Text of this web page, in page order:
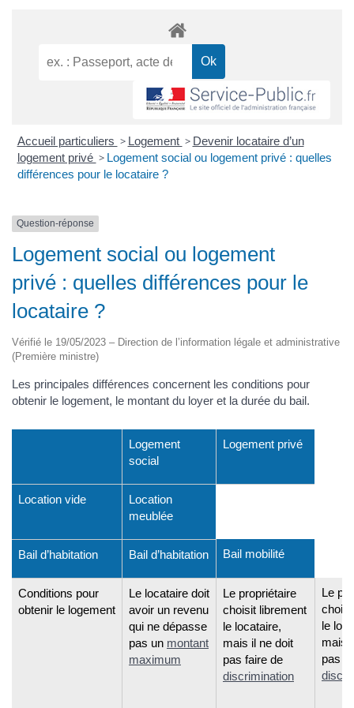
Accueil particuliers > Logement > Devenir locataire d’un
logement privé > Logement social ou logement privé : quelles
différences pour le locataire ?
Question-réponse
Logement social ou logement
privé : quelles différences pour le
locataire ?
Vérifié le 19/05/2023 – Direction de l’information légale et administrative
(Première ministre)
Les principales différences concernent les conditions pour
obtenir le logement, le montant du loyer et la durée du bail.
Logement
social
Logement privé
Location vide
Location
meublée
Bail d’habitation Bail d’habitation Bail mobilité
Conditions pour
obtenir le logement
Le locataire doit
avoir un revenu
qui ne dépasse
pas un montant
maximum
Le propriétaire
choisit librement
le locataire,
mais il ne doit
pas faire de
discrimination
Le
le
mais
pas